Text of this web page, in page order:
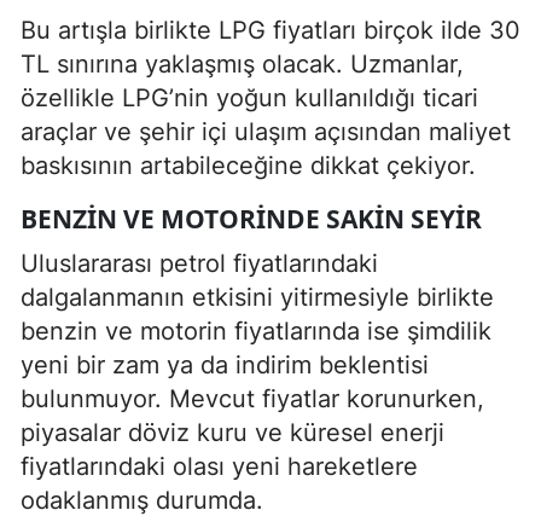
Bu artışla birlikte LPG fiyatları birçok ilde 30
TL sınırına yaklaşmış olacak. Uzmanlar,
özellikle LPG’nin yoğun kullanıldığı ticari
araçlar ve şehir içi ulaşım açısından maliyet
baskısının artabileceğine dikkat çekiyor.
BENZIN VE MOTORINDE SAKIN SEYIR
Uluslararası petrol fiyatlarındaki
dalgalanmanın etkisini yitirmesiyle birlikte
benzin ve motorin fiyatlarında ise şimdilik
yeni bir zam ya da indirim beklentisi
bulunmuyor. Mevcut fiyatlar korunurken,
piyasalar döviz kuru ve küresel enerji
fiyatlarındaki olası yeni hareketlere
odaklanmış durumda.